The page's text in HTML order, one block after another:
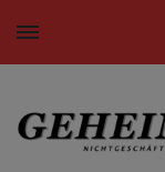
Nichtgeschäftliche